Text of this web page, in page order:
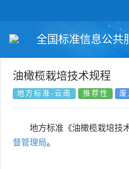
全国标准信息公共
国家标准
国外标准 技
油橄榄栽培技术规程
地方标准-云南 推荐性 废
地方标准《油橄榄栽培技
督管理局。